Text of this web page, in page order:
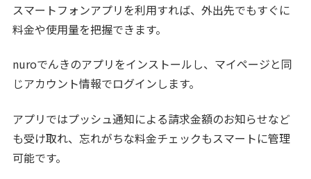
スマートフォンアプリを利用すれば、外出先でもすぐに
料金や使用量を把握できます。
nuroでんきのアプリをインストールし、マイページと同
じアカウント情報でログインします。
アプリではプッシュ通知による請求金額のお知らせなど
も受け取れ、忘れがちな料金チェックもスマートに管理
可能です。